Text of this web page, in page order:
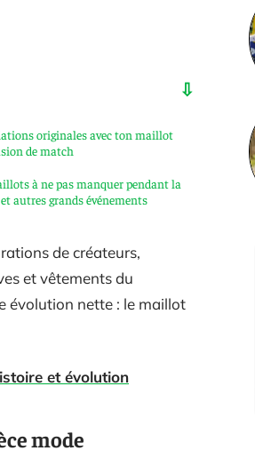
originales avec ton maillot
de match
à ne pas manquer pendant la
autres grands événements
de créateurs,
et vêtements du
évolution nette : le maillot
et évolution
mode